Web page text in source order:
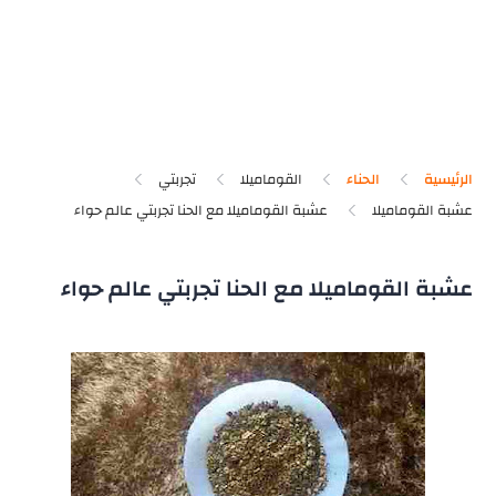
الرئيسية الحناء القوماميلا
تجربتي
عشبة القوماميلا
عشبة القوماميلا مع الحنا تجربتي عالم حواء